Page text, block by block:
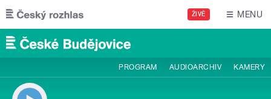
Přejít k hlavnímu obsahu
ŽIVĚ MENU
PROGRAM AUDIOARCHIV KAMERY